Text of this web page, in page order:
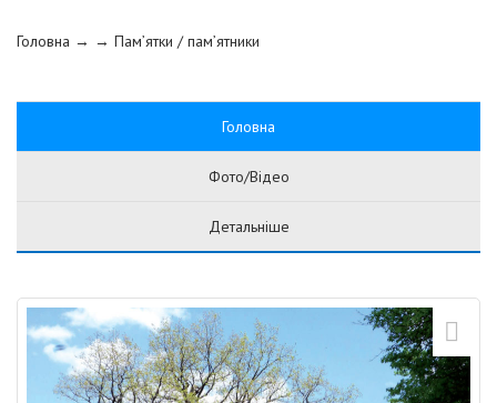
Головна → → Пам’ятки / пам’ятники
Головна
Фото/Відео
Детальніше